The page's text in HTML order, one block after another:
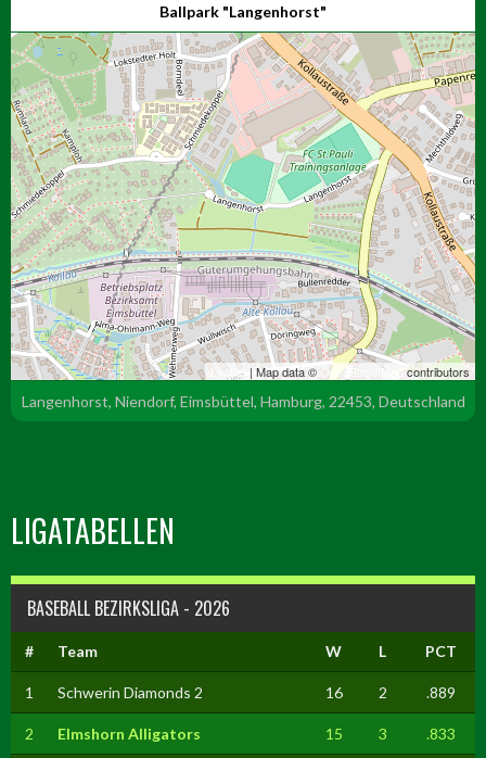
Ballpark "Langenhorst"
Leaflet | Map data © OpenStreetMapcontributors
Langenhorst, Niendorf, Eimsbüttel, Hamburg, 22453, Deutschland
LIGATABELLEN
BASEBALL BEZIRKSLIGA - 2026
# Team W L PCT
1 Schwerin Diamonds 2 16 2 .889
2 Elmshorn Alligators 15 3 .833